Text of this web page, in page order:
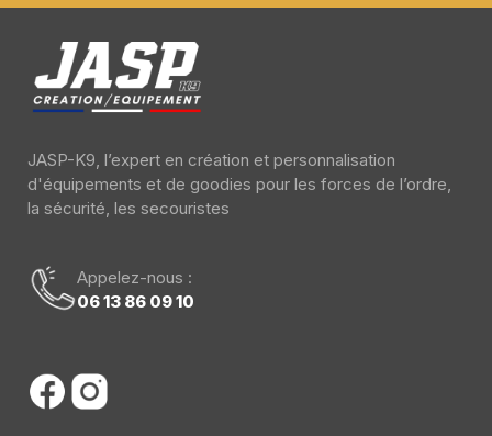
JASP-K9, l’expert en création et personnalisation
d'équipements et de goodies pour les forces de l’ordre,
la sécurité, les secouristes
Appelez-nous :
06 13 86 09 10